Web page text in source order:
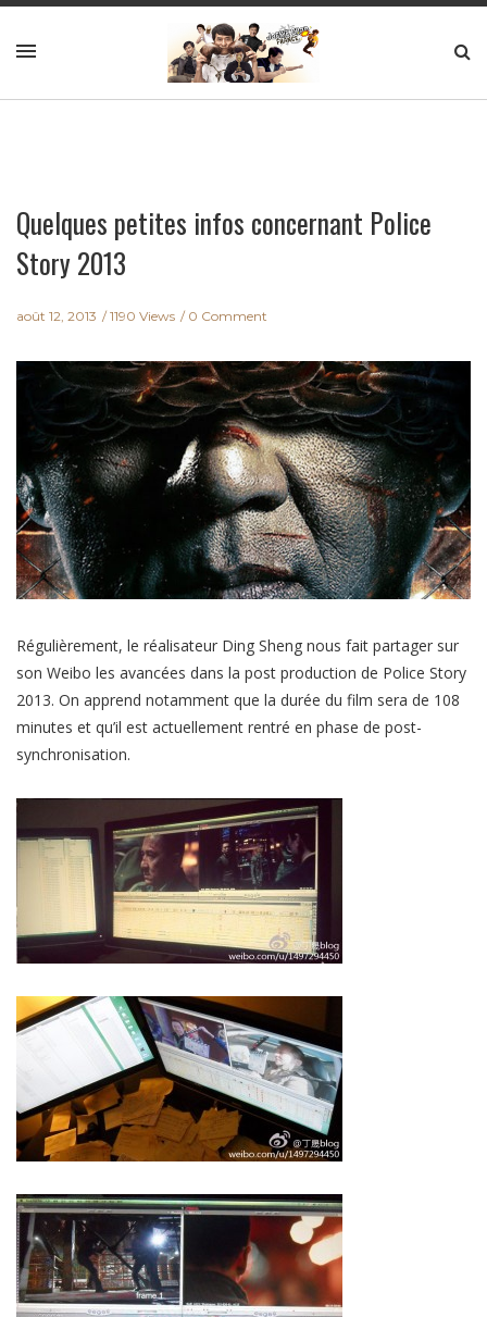
Quelques petites infos concernant Police
Story 2013
août 12, 2013 1190 Views 0 Comment
Régulièrement, le réalisateur Ding Sheng nous fait partager sur
son Weibo les avancées dans la post production de Police Story
2013. On apprend notamment que la durée du film sera de 108
minutes et qu’il est actuellement rentré en phase de post-
synchronisation.